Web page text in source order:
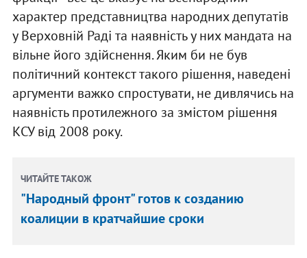
характер представництва народних депутатів
у Верховній Раді та наявність у них мандата на
вільне його здійснення. Яким би не був
політичний контекст такого рішення, наведені
аргументи важко спростувати, не дивлячись на
наявність протилежного за змістом рішення
КСУ від 2008 року.
ЧИТАЙТЕ ТАКОЖ
"Народный фронт" готов к созданию
коалиции в кратчайшие сроки